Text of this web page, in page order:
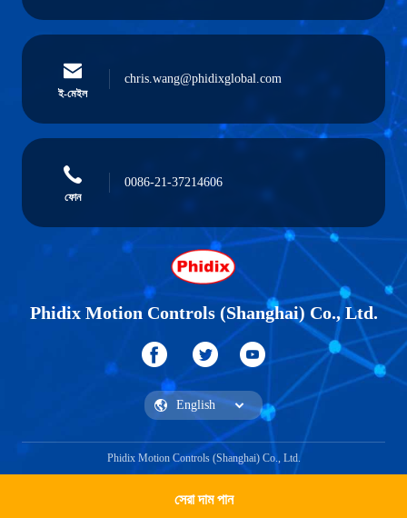
সেরা দাম পান
ই-মেইল
chris.wang@phidixglobal.com
ফোন
0086-21-37214606
Phidix Motion Controls (Shanghai) Co., Ltd.
Phidix Motion Controls (Shanghai) Co., Ltd.